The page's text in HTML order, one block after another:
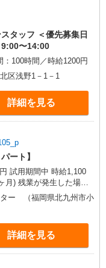
タッフ ＜優先募集日
〜14:00
：100時間／時給1200円
区浅野1－1－1
詳細を見る
ート】
した場
途支給します。
ー （福岡県北九州市小
詳細を見る